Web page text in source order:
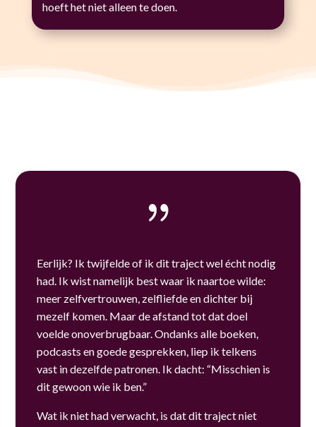
hoeft het niet alleen te doen.
{
Eerlijk? Ik twijfelde of ik dit traject wel écht nodig
had. Ik wist namelijk best waar ik naartoe wilde:
meer zelfvertrouwen, zelfliefde en dichter bij
mezelf komen. Maar de afstand tot dat doel
voelde onoverbrugbaar. Ondanks alle boeken,
podcasts en goede gesprekken, liep ik telkens
vast in dezelfde patronen. Ik dacht: “Misschien is
dit gewoon wie ik ben.”
Wat ik niet had verwacht, is dat dit traject niet